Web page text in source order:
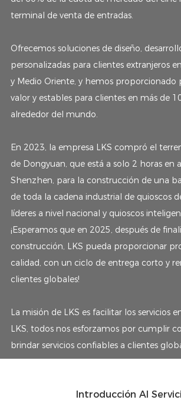
terminal de venta de entradas.
Ofrecemos soluciones de diseño,
personalizadas para clientes extranjeros
y Medio Oriente, y hemos proporcionado
valor y estables para clientes en más de
alrededor del mundo.
En 2023, la empresa LKS compró el
de Dongyuan, que está a solo 2 horas en
Shenzhen, para la construcción de una
de toda la cadena industrial de quioscos
líderes a nivel nacional y quioscos
¡Esperamos que en 2025, después de
construcción, LKS pueda proporcionar
calidad, con un ciclo de entrega corto y
clientes globales!
La misión de LKS es facilitar los servicios
LKS, todos nos esforzamos por cumplir
brindar servicios confiables a clientes
Introducción Al